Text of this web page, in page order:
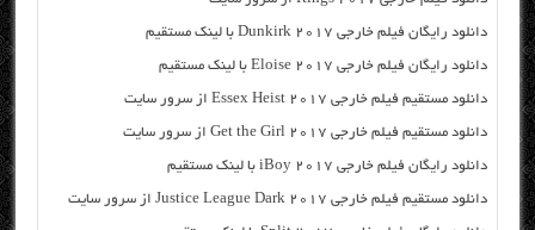
دانلود رایگان فیلم خارجی Dunkirk 2017 با لینک مستقیم
دانلود رایگان فیلم خارجی Eloise 2017 با لینک مستقیم
دانلود مستقیم فیلم خارجی Essex Heist 2017 از سرور سایت
دانلود مستقیم فیلم خارجی Get the Girl 2017 از سرور سایت
دانلود رایگان فیلم خارجی iBoy 2017 با لینک مستقیم
دانلود مستقیم فیلم خارجی Justice League Dark 2017 از سرور سایت